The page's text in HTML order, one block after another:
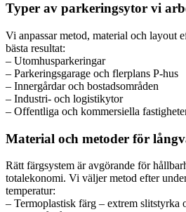
Typer av parkeringsytor vi
Vi anpassar metod, material och layout
bästa resultat:
– Utomhusparkeringar
– Parkeringsgarage och flerplans P-hus
– Innergårdar och bostadsområden
– Industri- och logistikytor
– Offentliga och kommersiella
Material och metoder för
Rätt färgsystem är avgörande för
totalekonomi. Vi väljer metod efter
temperatur:
– Termoplastisk färg – extrem slitstyrka